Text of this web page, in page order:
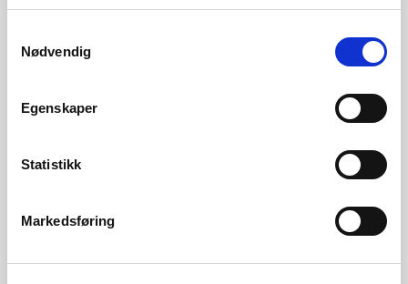
Nødvendig
Egenskaper
Statistikk
Markedsføring
Last ned:
Mal for revisjonsdokument per 09.01.2024
konsesjonsvilkår for vassdragsreguleringer
NVE og Miljødirektoratets fellesrapport om
NVE-rapport 49/2013